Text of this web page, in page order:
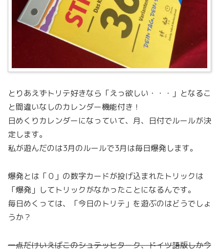
とりあえずトリテ好きなら「えっ欲しい・・・」となるこ
と間違いなしのカレンダー機能付き！
日めくりカレンダーになっていて、月、日付でルールが決
定します。
私が遊んだのは3月のルールで3月は毎日爆発します。
爆発とは「０」の数字カードが投げ込まれたトリックは
「爆発」してトリックがなかったことになるんです。
毎日めくっては、「今日のトリテ」を遊ぶのはどうでしょ
うか？
一点だけいえばこのシュテッヒターク、ドイツ語版しか今